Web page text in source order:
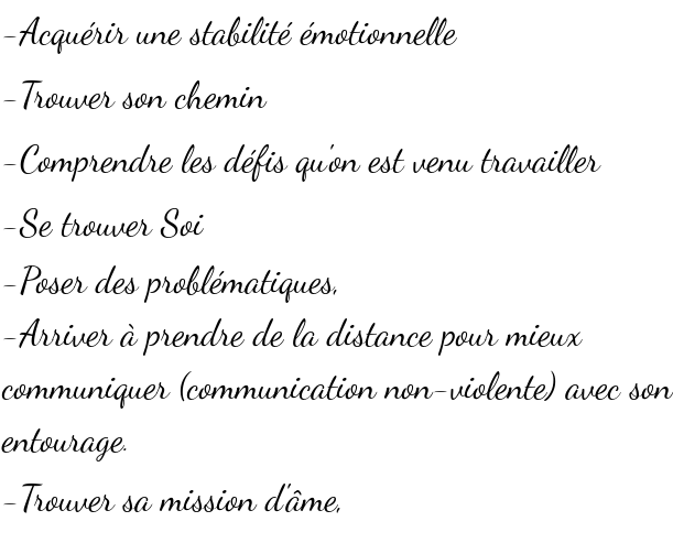
-Acquérir une stabilité émotionnelle
-Trouver son chemin
-Comprendre les défis qu'on est venu travailler
-Se trouver Soi
-Poser des problématiques,
-Arriver à prendre de la distance pour mieux
communiquer (communication non-violente) avec son
entourage.
-Trouver sa mission d'âme,